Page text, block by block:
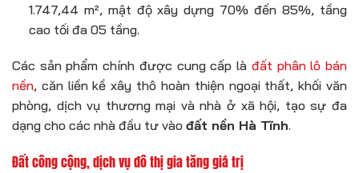
1.747,44 m², mật độ xây dựng 70% đến 85%, tầng
cao tối đa 05 tầng.
Các sản phẩm chính được cung cấp là đất phân lô bán
nền, căn liền kề xây thô hoàn thiện ngoại thất, khối văn
phòng, dịch vụ thương mại và nhà ở xã hội, tạo sự đa
dạng cho các nhà đầu tư vào đất nền Hà Tĩnh.
Đất công cộng, dịch vụ đô thị gia tăng giá trị